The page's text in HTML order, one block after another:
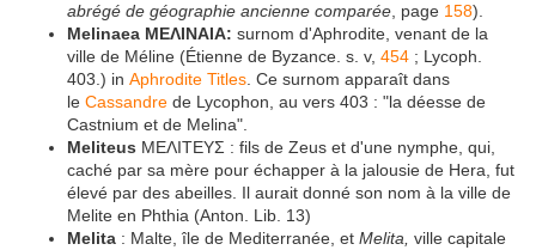
abrégé de géographie ancienne comparée , page 158).
Melinaea ΜΕΛΙΝΑΙΑ: surnom d'Aphrodite, venant de la
ville de Méline (Étienne de Byzance. s. v, 454 ; Lycoph.
403.) in Aphrodite Titles . Ce surnom apparaît dans
le Cassandre de Lycophon, au vers 403 : "la déesse de
Castnium et de Melina".
Meliteus ΜΕΛΙΤΕΥΣ : fils de Zeus et d'une nymphe, qui,
caché par sa mère pour échapper à la jalousie de Hera, fut
élevé par des abeilles. Il aurait donné son nom à la ville de
Melite en Phthia (Anton. Lib. 13)
Melita : Malte, île de Mediterranée, et Melita, ville capitale